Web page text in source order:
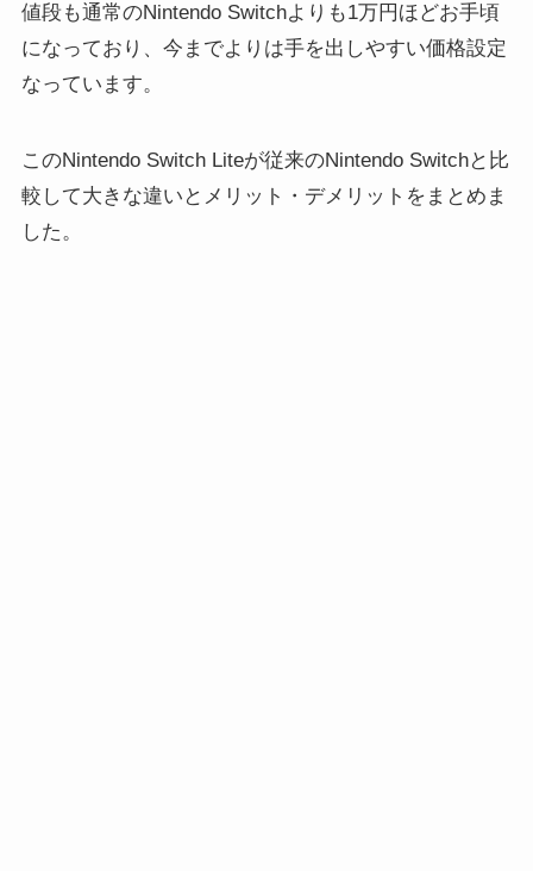
値段も通常のNintendo Switchよりも1万円ほどお手頃
になっており、今までよりは手を出しやすい価格設定
なっています。
このNintendo Switch Liteが従来のNintendo Switchと比
較して大きな違いとメリット・デメリットをまとめま
した。